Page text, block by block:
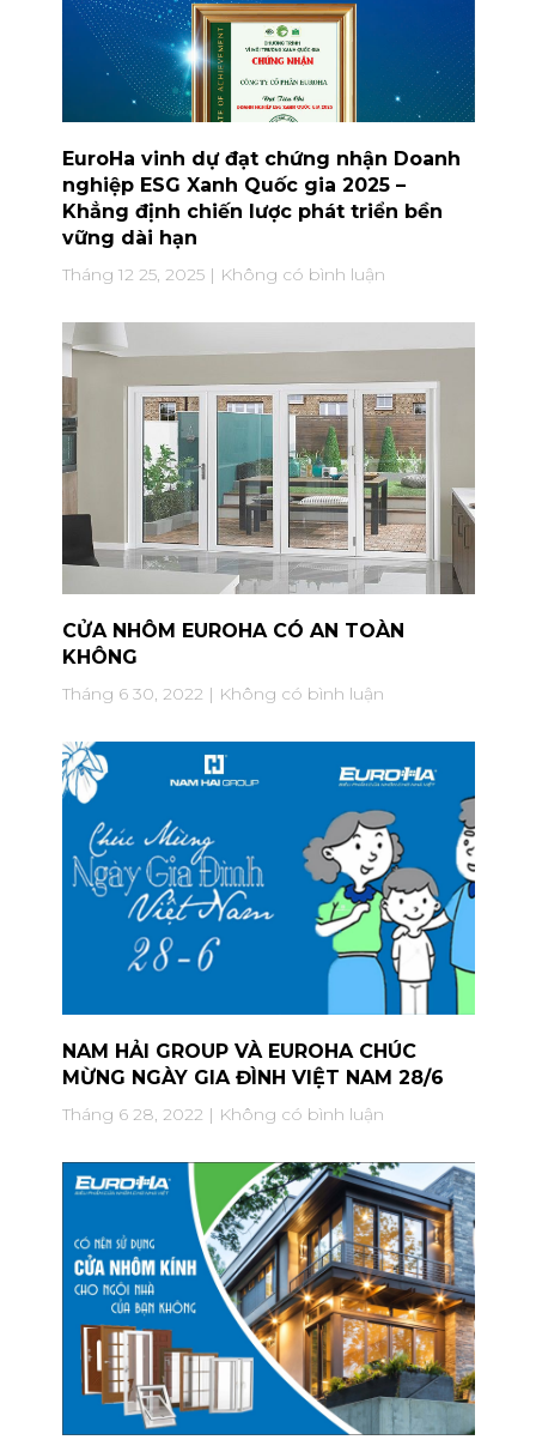
EuroHa vinh dự đạt chứng nhận Doanh
nghiệp ESG Xanh Quốc gia 2025 –
Khẳng định chiến lược phát triển bền
vững dài hạn
Tháng 12 25, 2025 Không có bình luận
CỬA NHÔM EUROHA CÓ AN TOÀN
KHÔNG
Tháng 6 30, 2022 Không có bình luận
NAM HẢI GROUP VÀ EUROHA CHÚC
MỪNG NGÀY GIA ĐÌNH VIỆT NAM 28/6
Tháng 6 28, 2022 Không có bình luận